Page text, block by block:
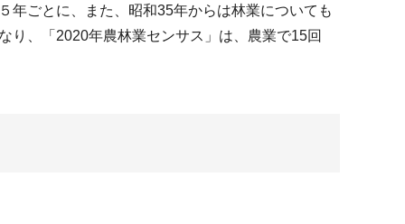
年ごとに、また、昭和35年からは林業についても
り、「2020年農林業センサス」は、農業で15回